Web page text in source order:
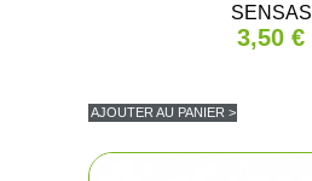
SENSAS
3,50 €
AJOUTER AU PANIER >